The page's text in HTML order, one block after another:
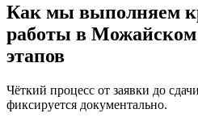
Как мы выполняем
работы в
этапов
Чёткий процесс от заявки до
фиксируется документально.